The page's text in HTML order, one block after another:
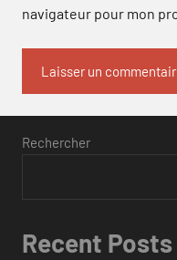
navigateur pour mon
Rechercher
Recent Posts